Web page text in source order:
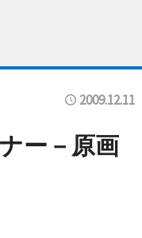
2009.12.11
ー－原画